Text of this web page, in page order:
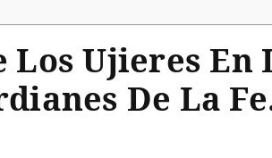
Los Ujieres
De La